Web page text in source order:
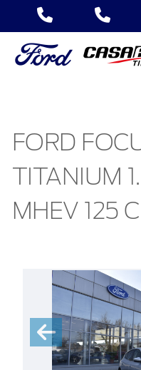
FORD
TITANIUM
MHEV 125